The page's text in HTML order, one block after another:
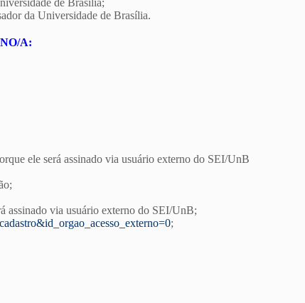
da Universidade de Brasília.
A:
ele será assinado via usuário externo do SEI/UnB
assinado via usuário externo do SEI/UnB;
;